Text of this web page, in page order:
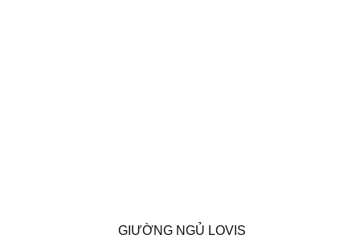
GIƯỜNG NGỦ LOVIS